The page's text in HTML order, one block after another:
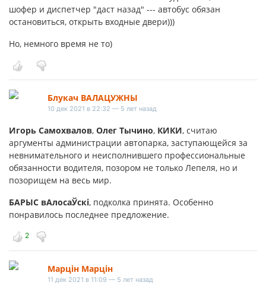
шофер и диспетчер "даст назад" --- автобус обязан
остановиться, открыть входные двери)))
Но, немного время не то)
Блукач ВАЛАЦУЖНЫ
10 дек 2021 в 22:32 — 5 лет назад
Игорь Самохвалов, Олег Тычино, КИКИ, считаю
аргументы администрации автопарка, заступающейся за
невнимательного и неисполнившего профессиональные
обязанности водителя, позором не только Лепеля, но и
позорищем на весь мир.
БАРЫС вАлосаЎскі, подколка принята. Особенно
понравилось последнее предложение.
2
Марцiн Марцiн
11 дек 2021 в 11:09 — 5 лет назад